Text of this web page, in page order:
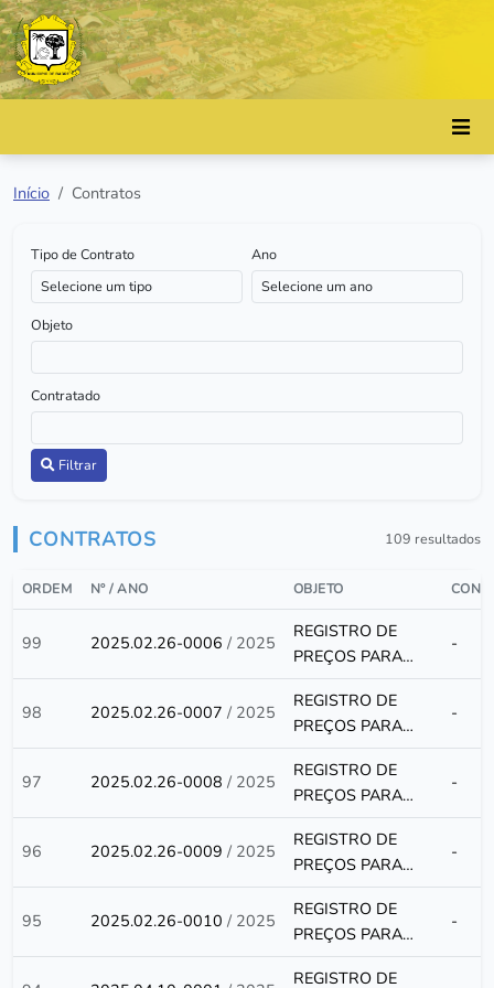
Início Contratos
Tipo de Contrato Ano
Objeto
Contratado
Filtrar
CONTRATOS 109 resultados
ORDEM Nº / ANO OBJETO
99 2025.02.26-0006 / 2025
REGISTRO DE
PREÇOS PARA
FUTURA E
EVENTUAL
AQUISIÇÃO DE
GÁS,
COMBUSTÍVEL,
ÓLEO E
LUBRIFICANTES
PARA ATENDER
AS
NECESSIDADES
DA PREFEITURA,
SECRETARIAS E
-
98 2025.02.26-0007 / 2025
REGISTRO DE
PREÇOS PARA
FUTURA E
EVENTUAL
AQUISIÇÃO DE
GÁS,
COMBUSTÍVEL,
ÓLEO E
LUBRIFICANTES
PARA ATENDER
AS
NECESSIDADES
-
97 2025.02.26-0008 / 2025
REGISTRO DE
PREÇOS PARA
FUTURA E
EVENTUAL
AQUISIÇÃO DE
GÁS,
COMBUSTÍVEL,
ÓLEO E
LUBRIFICANTES
-
96 2025.02.26-0009 / 2025
REGISTRO DE
PREÇOS PARA
FUTURA E
EVENTUAL
AQUISIÇÃO DE
GÁS,
-
95 2025.02.26-0010 / 2025
REGISTRO DE
PREÇOS PARA
FUTURA E
-
REGISTRO DE